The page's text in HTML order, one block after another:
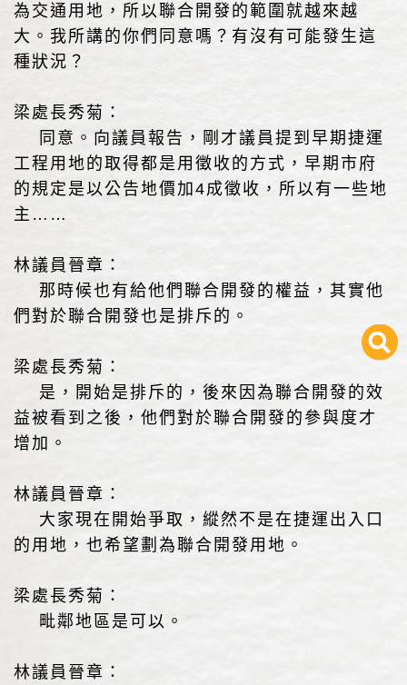
為交通用地，所以聯合開發的範圍就越來越
大。我所講的你們同意嗎？有沒有可能發生這
種狀況？
梁處長秀菊：
同意。向議員報告，剛才議員提到早期捷運
工程用地的取得都是用徵收的方式，早期市府
的規定是以公告地價加4成徵收，所以有一些地
主……
林議員晉章：
那時候也有給他們聯合開發的權益，其實他
們對於聯合開發也是排斥的。
梁處長秀菊：
是，開始是排斥的，後來因為聯合開發的效
益被看到之後，他們對於聯合開發的參與度才
增加。
林議員晉章：
大家現在開始爭取，縱然不是在捷運出入口
的用地，也希望劃為聯合開發用地。
梁處長秀菊：
毗鄰地區是可以。
林議員晉章：